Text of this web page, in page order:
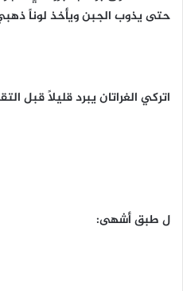
حتى يذوب الجبن ويأخذ لوناً
اتركي الغراتان يبرد قليلًا قبل
ل طبق أشهى: